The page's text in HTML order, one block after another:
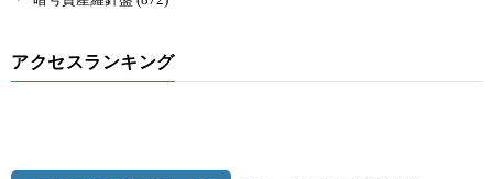
アクセスランキング